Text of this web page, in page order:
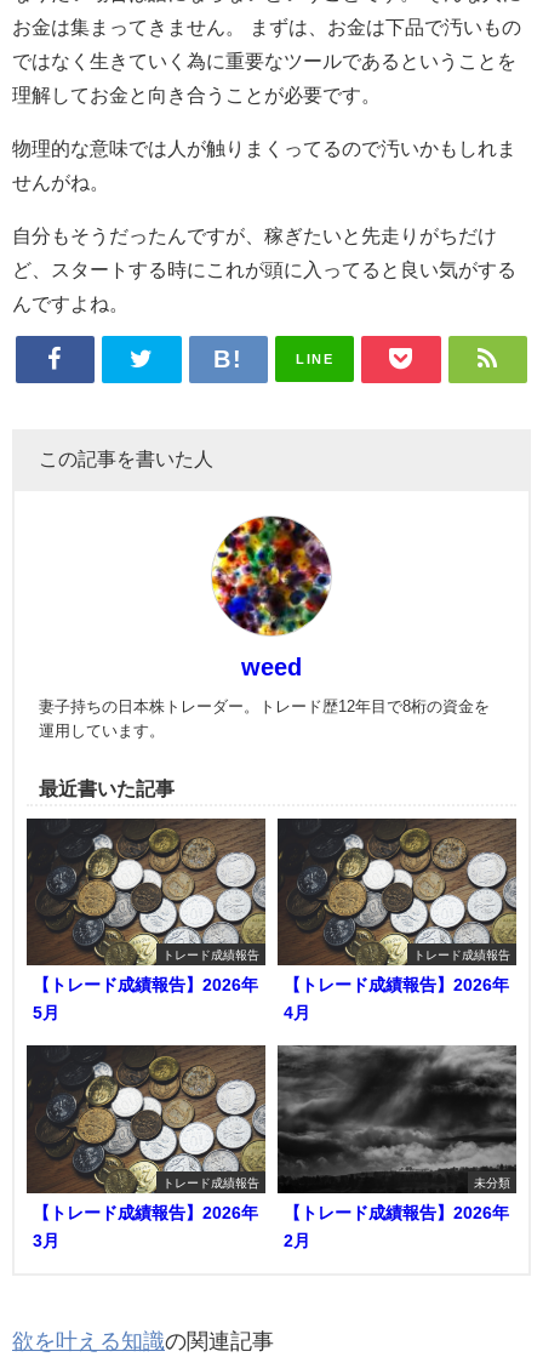
お金は集まってきません。 まずは、お金は下品で汚いもの
ではなく生きていく為に重要なツールであるということを
理解してお金と向き合うことが必要です。
物理的な意味では人が触りまくってるので汚いかもしれま
せんがね。
自分もそうだったんですが、稼ぎたいと先走りがちだけ
ど、スタートする時にこれが頭に入ってると良い気がする
んですよね。
LINE
この記事を書いた人
weed
妻子持ちの日本株トレーダー。トレード歴12年目で8桁の資金を
運用しています。
最近書いた記事
トレード成績報告
【トレード成績報告】2026年
5月
トレード成績報告
【トレード成績報告】2026年
4月
トレード成績報告
【トレード成績報告】2026年
3月
未分類
【トレード成績報告】2026年
2月
欲を叶える知識の関連記事